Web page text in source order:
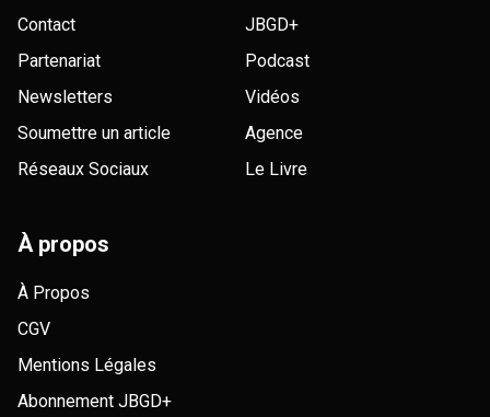
Contact
Partenariat
Newsletters
Soumettre un article
Réseaux Sociaux
JBGD+
Podcast
Vidéos
Agence
Le Livre
À propos
À Propos
CGV
Mentions Légales
Abonnement JBGD+